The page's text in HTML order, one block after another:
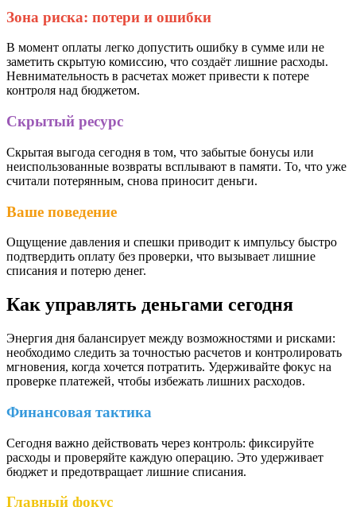
Зона риска: потери и ошибки
В момент оплаты легко допустить ошибку в сумме или не
заметить скрытую комиссию, что создаёт лишние расходы.
Невнимательность в расчетах может привести к потере
контроля над бюджетом.
Скрытый ресурс
Скрытая выгода сегодня в том, что забытые бонусы или
неиспользованные возвраты всплывают в памяти. То, что уже
считали потерянным, снова приносит деньги.
Ваше поведение
Ощущение давления и спешки приводит к импульсу быстро
подтвердить оплату без проверки, что вызывает лишние
списания и потерю денег.
Как управлять деньгами сегодня
Энергия дня балансирует между возможностями и рисками:
необходимо следить за точностью расчетов и контролировать
мгновения, когда хочется потратить. Удерживайте фокус на
проверке платежей, чтобы избежать лишних расходов.
Финансовая тактика
Сегодня важно действовать через контроль: фиксируйте
расходы и проверяйте каждую операцию. Это удерживает
бюджет и предотвращает лишние списания.
Главный фокус